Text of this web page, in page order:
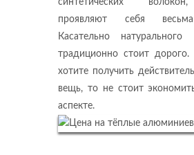
синтетических
проявляют себя
Касательно
традиционно стоит
хотите получить
вещь, то не стоит
аспекте.